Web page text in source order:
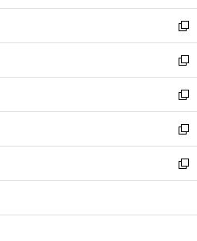
開
く
ウ
で
開
く
ン
ド
ウ
で
開
く
ウ
ィ
ン
ド
ウ
で
開
く
新
し
い
ウ
ィ
ン
ド
ウ
で
開
新
し
い
ウ
ィ
ン
ド
ウ
開
新
し
い
ウ
ィ
ン
ウ
新
し
い
ウ
ン
新
し
ウ